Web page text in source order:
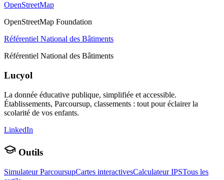
OpenStreetMap
OpenStreetMap Foundation
Référentiel National des Bâtiments
Référentiel National des Bâtiments
Lucyol
La donnée éducative publique, simplifiée et accessible.
Établissements, Parcoursup, classements : tout pour éclairer la
scolarité de vos enfants.
LinkedIn
Outils
Simulateur ParcoursupCartes interactivesCalculateur IPSTous les